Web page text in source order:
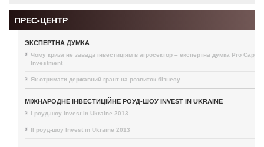
ПРЕС-ЦЕНТР
ЭКСПЕРТНА ДУМКА
Чому криза не завада інвестиціям в агросектор – експертна думка Pro Capital
Investment
Як отримати державний грант на розвиток бізнесу
МІЖНАРОДНЕ ІНВЕСТИЦІЙНЕ РОУД-ШОУ INVEST IN UKRAINE
I роуд-шоу Invest in Ukraine 2013
II роуд-шоу Invest in Ukraine 2013